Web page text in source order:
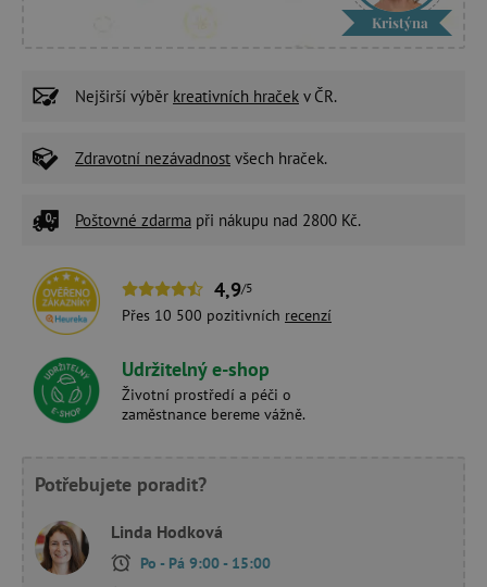
Kristýna
Nejširší výběr kreativních hraček v ČR.
Zdravotní nezávadnost všech hraček.
Poštovné zdarma při nákupu nad 2800 Kč.
4,9/5
Přes 10 500 pozitivních recenzí
Udržitelný e-shop
Životní prostředí a péči o
zaměstnance bereme vážně.
Potřebujete poradit?
Linda Hodková
Po - Pá 9:00 - 15:00